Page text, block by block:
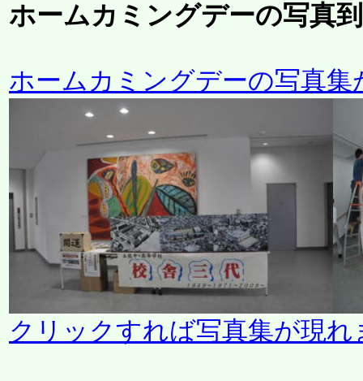
ホームカミングデーの写真
ホームカミングデーの写真集
クリックすれば写真集が現れ